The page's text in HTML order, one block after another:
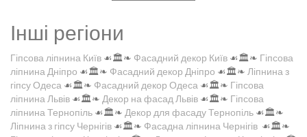
Інші регіони
Гіпсова ліпнина Київ ☙🏛️❧ Фасадний декор Київ ☙🏛️❧ Гіпсова
ліпнина Дніпро ☙🏛️❧ Фасадний декор Дніпро ☙🏛️❧ Ліпнина з
гіпсу Одеса ☙🏛️❧ Фасадний декор Одеса ☙🏛️❧ Гіпсова
ліпнина Львів ☙🏛️❧ Декор на фасад Львів ☙🏛️❧ Гіпсова
ліпнина Тернопіль ☙🏛️❧ Декор для фасаду Тернопіль ☙🏛️❧
Ліпнина з гіпсу Чернігів ☙🏛️❧ Фасадна ліпнина Чернігів ☙🏛️❧